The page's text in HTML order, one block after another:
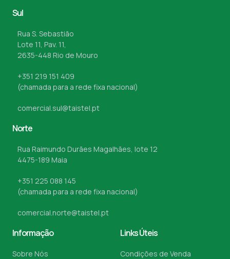
Sul
Rua S. Sebastião
Lote 11, Pav. 11,
2635-448 Rio de Mouro
+351 219 151 409
(chamada para a rede fixa nacional)
comercial.sul@taistel.pt
Norte
Rua Raimundo Durães Magalhães, lote 12
4475-189 Maia
+351 225 088 145
(chamada para a rede fixa nacional)
comercial.norte@taistel.pt
Informação
Sobre Nós
Links Úteis
Condições de Venda